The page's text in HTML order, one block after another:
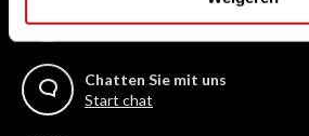
+31 85 06 02 099
Chatten Sie mit uns
Start chat